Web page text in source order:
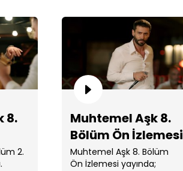
8.
2.
Muhtemel Aşk 8.
Bölüm Ön İzlemesi
Muhtemel Aşk 8. Bölüm
Ön İzlemesi yayında;